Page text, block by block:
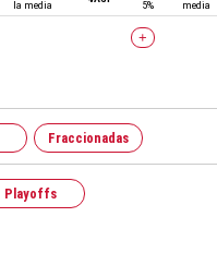
la media
5%
media
+
Fraccionadas
Playoffs